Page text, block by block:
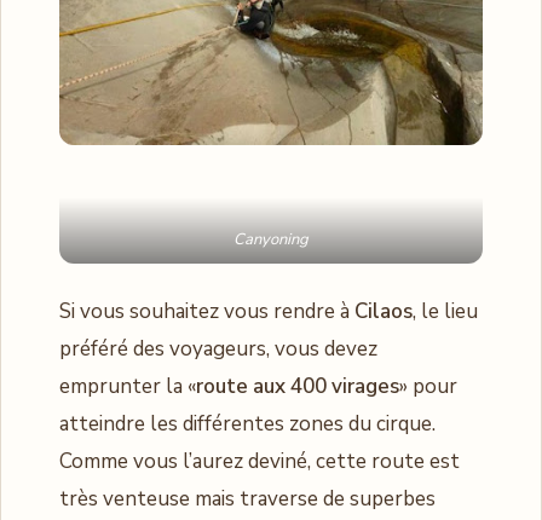
Canyoning
Si vous souhaitez vous rendre à Cilaos, le lieu
préféré des voyageurs, vous devez
emprunter la «route aux 400 virages» pour
atteindre les différentes zones du cirque.
Comme vous l’aurez deviné, cette route est
très venteuse mais traverse de superbes